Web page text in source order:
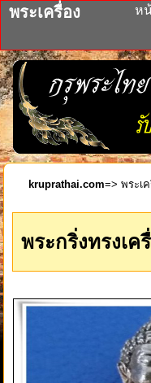
พระเครื่อง ห
kruprathai.com=> พระเ
พระกริ่งทรงเ